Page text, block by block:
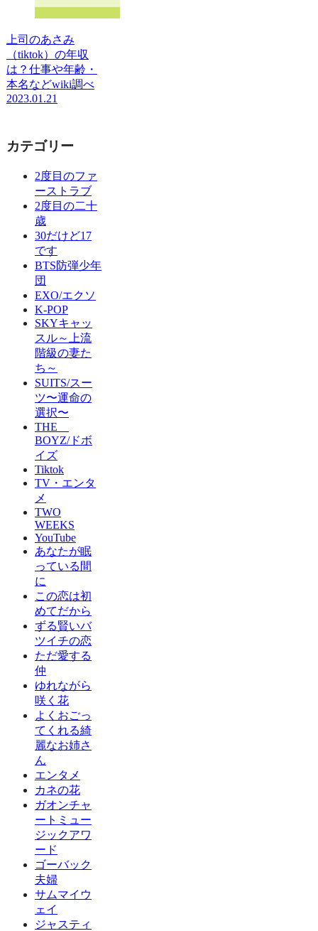
上司のあさみ
（tiktok）の年収
は？仕事や年齢・
本名などwiki調べ
2023.01.21
カテゴリー
2度目のファ
ーストラブ
2度目の二十
歳
30だけど17
です
BTS防弾少年
団
EXO/エクソ
K-POP
SKYキャッ
スル～上流
階級の妻た
ち～
SUITS/スー
ツ〜運命の
選択〜
THE
BOYZ/ドボ
イズ
Tiktok
TV・エンタ
メ
TWO
WEEKS
YouTube
あなたが眠
っている間
に
この恋は初
めてだから
ずる賢いバ
ツイチの恋
ただ愛する
仲
ゆれながら
咲く花
よくおごっ
てくれる綺
麗なお姉さ
ん
エンタメ
カネの花
ガオンチャ
ートミュー
ジックアワ
ード
ゴーバック
夫婦
サムマイウ
ェイ
ジャスティ